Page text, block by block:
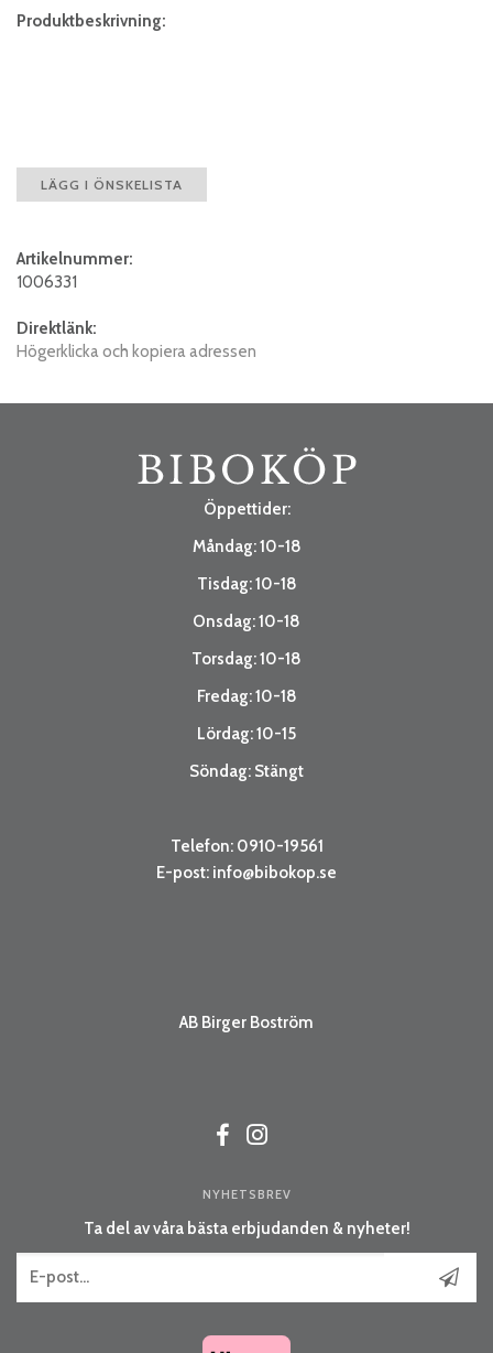
Produktbeskrivning:
LÄGG I ÖNSKELISTA
Artikelnummer:
1006331
Direktlänk:
Högerklicka och kopiera adressen
Öppettider:
Måndag: 10-18
Tisdag: 10-18
Onsdag: 10-18
Torsdag: 10-18
Fredag: 10-18
Lördag: 10-15
Söndag: Stängt
Telefon: 0910-19561
E-post: info@bibokop.se
AB Birger Boström
NYHETSBREV
Ta del av våra bästa erbjudanden & nyheter!